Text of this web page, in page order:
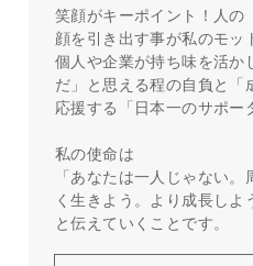
笑顔がキーポイント！人の
顔を引き出す事が私のモッ
個人や企業が持ち味を活か
だ」と思える程の自負と「
応援する「日本一のサポー
私の使命は
「あなたは一人じゃない
く生きよう。より成長しよ
と伝えていくことです。